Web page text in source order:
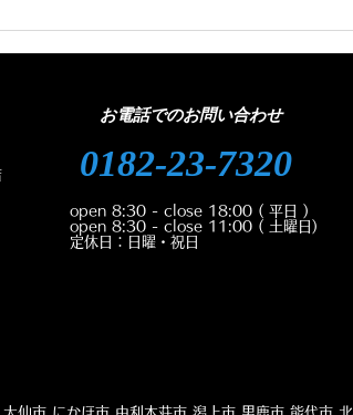
新車ジムニーノマド カーフ
0182-23-7320
お電話でのお問い合わせ
open 8:30 - close 18:00 ( 平日 )
open 8:30 - close 11:00 ( 土曜日)
定休日：日曜・祝日